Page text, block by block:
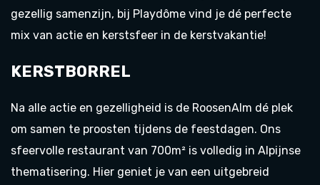
gezellig samenzijn, bij Playdôme vind je dé perfecte
mix van actie en kerstsfeer in de kerstvakantie!
KERSTBORREL
Na alle actie en gezelligheid is de RoosenAlm dé plek
om samen te proosten tijdens de feestdagen. Ons
sfeervolle restaurant van 700m² is volledig in Alpijnse
thematisering. Hier geniet je van een uitgebreid